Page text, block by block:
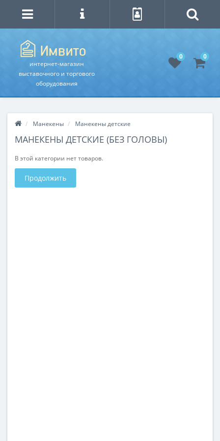
интернет-магазин
выставочного и торгового
оборудования
0 0
Манекены Манекены детские
МАНЕКЕНЫ ДЕТСКИЕ (БЕЗ ГОЛОВЫ)
В этой категории нет товаров.
Продолжить